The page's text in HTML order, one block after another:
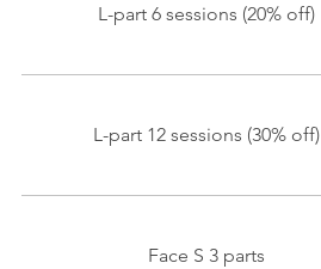
L-part 6 sessions (20% off)
L-part 12 sessions (30% off)
Face S 3 parts